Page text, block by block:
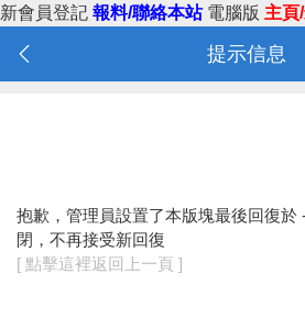
新會員登記 報料/聯絡本站 電腦版 主頁
提示信息
抱歉，管理員設置了本版塊最後回復於
閉，不再接受新回復
[ 點擊這裡返回上一頁 ]